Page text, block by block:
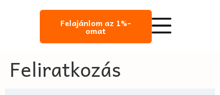
Felajánlom az 1%-
omat
Feliratkozás